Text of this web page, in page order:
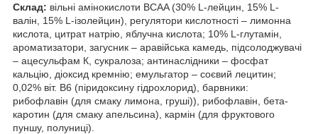
Склад: вільні амінокислоти BCAA (30% L-лейцин, 15% L-
валін, 15% L-ізолейцин), регулятори кислотності – лимонна
кислота, цитрат натрію, яблучна кислота; 10% L-глутамін,
ароматизатори, загусник – аравійська камедь, підсолоджувачі
– ацесульфам К, сукралоза; антинаслідники – фосфат
кальцію, діоксид кремнію; емульгатор – соєвий лецитин;
0,02% віт. B6 (піридоксину гідрохлорид), барвники:
рибофлавін (для смаку лимона, груші)), рибофлавін, бета-
каротин (для смаку апельсина), кармін (для фруктового
пуншу, полуниці).